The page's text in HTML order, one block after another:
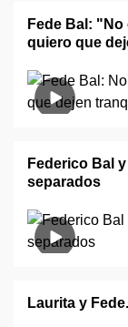
Fede Bal:
quiero que
Federico Bal
separados
Laurita y